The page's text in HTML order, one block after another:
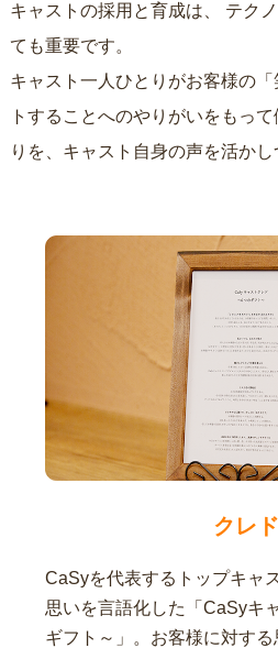
キャストの採用と育成は、
ても重要です。
キャスト一人ひとりがお客様の
トすることへのやりがいをもって
りを、キャスト自身の声を活かし
クレド
CaSyを代表するトップキャ
思いを言語化した「CaSyキ
ギフト～」。お客様に対す